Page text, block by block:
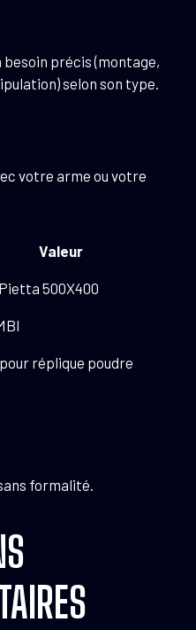
précis (montage,
selon son type.
votre arme ou votre
Valeur
500X400
réplique poudre
formalité.